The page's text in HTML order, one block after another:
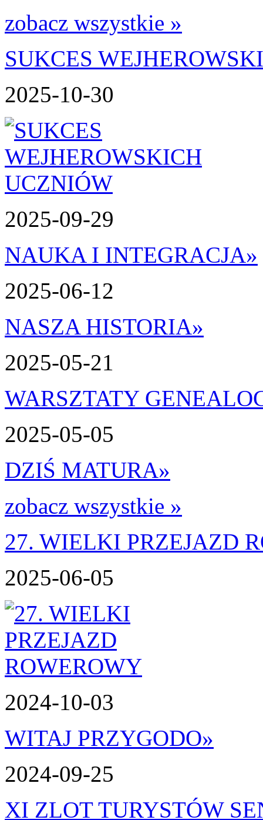
zobacz wszystkie »
SUKCES
2025-10-30
2025-09-29
NAUKA I INTEGRACJA»
2025-06-12
NASZA HISTORIA»
2025-05-21
WARSZTATY
2025-05-05
DZIŚ MATURA»
zobacz wszystkie »
27. WIELKI PRZEJAZD
2025-06-05
2024-10-03
WITAJ PRZYGODO»
2024-09-25
XI ZLOT TURYSTÓW